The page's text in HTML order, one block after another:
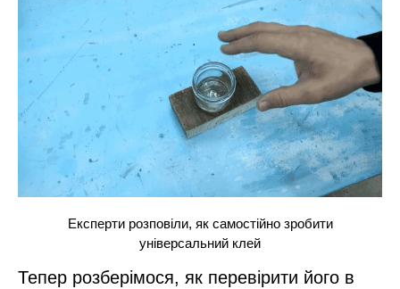
Експерти розповіли, як самостійно зробити
універсальний клей
Тепер розберімося, як перевірити його в